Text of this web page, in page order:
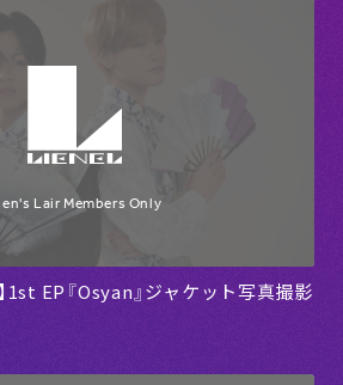
1st EP『Osyan』ジャケット写真撮影